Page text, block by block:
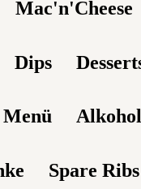
Mac'n'Cheese
Dips
Spare Ribs